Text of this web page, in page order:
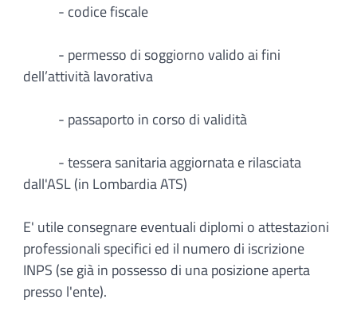
- codice fiscale
- permesso di soggiorno valido ai fini
dell’attività lavorativa
- passaporto in corso di validità
- tessera sanitaria aggiornata e rilasciata
dall'ASL (in Lombardia ATS)
E' utile consegnare eventuali diplomi o attestazioni
professionali specifici ed il numero di iscrizione
INPS (se già in possesso di una posizione aperta
presso l'ente).